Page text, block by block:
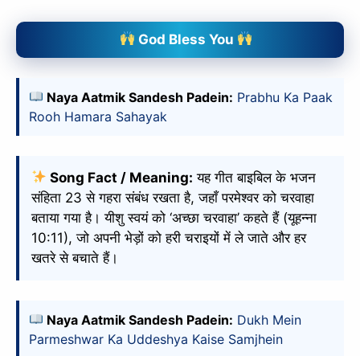
God Bless You
Naya Aatmik Sandesh Padein: Prabhu Ka Paak
Rooh Hamara Sahayak
Song Fact / Meaning: यह गीत बाइबिल के भजन
संहिता 23 से गहरा संबंध रखता है, जहाँ परमेश्वर को चरवाहा
बताया गया है। यीशु स्वयं को ‘अच्छा चरवाहा’ कहते हैं (यूहन्ना
10:11), जो अपनी भेड़ों को हरी चराइयों में ले जाते और हर
खतरे से बचाते हैं।
Naya Aatmik Sandesh Padein: Dukh Mein
Parmeshwar Ka Uddeshya Kaise Samjhein